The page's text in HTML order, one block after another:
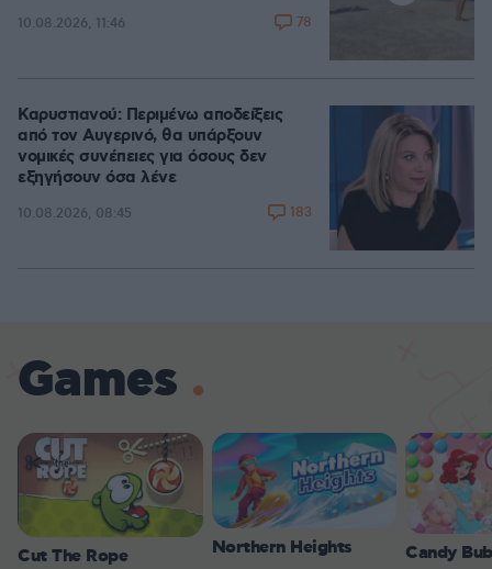
10.08.2026, 11:46 78
Καρυστιανού: Περιμένω αποδείξεις
από τον Αυγερινό, θα υπάρξουν
νομικές συνέπειες για όσους δεν
εξηγήσουν όσα λένε
10.08.2026, 08:45 183
Games
Cut The Rope Northern Heights Candy